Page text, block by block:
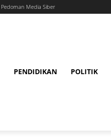
Pedoman Media Siber
PENDIDIKAN POLITIK